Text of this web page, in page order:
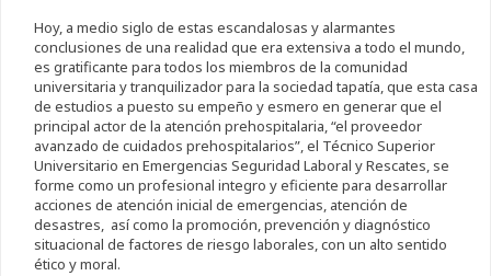
Hoy, a medio siglo de estas escandalosas y alarmantes
conclusiones de una realidad que era extensiva a todo el mundo,
es gratificante para todos los miembros de la comunidad
universitaria y tranquilizador para la sociedad tapatía, que esta casa
de estudios a puesto su empeño y esmero en generar que el
principal actor de la atención prehospitalaria, “el proveedor
avanzado de cuidados prehospitalarios”, el Técnico Superior
Universitario en Emergencias Seguridad Laboral y Rescates, se
forme como un profesional integro y eficiente para desarrollar
acciones de atención inicial de emergencias, atención de
desastres, así como la promoción, prevención y diagnóstico
situacional de factores de riesgo laborales, con un alto sentido
ético y moral.